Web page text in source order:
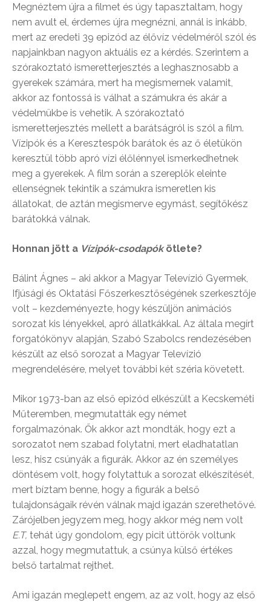
Megnéztem újra a filmet és úgy tapasztaltam, hogy
nem avult el, érdemes újra megnézni, annál is inkább,
mert az eredeti 39 epizód az élővíz védelméről szól és
napjainkban nagyon aktuális ez a kérdés. Szerintem a
szórakoztató ismeretterjesztés a leghasznosabb a
gyerekek számára, mert ha megismernek valamit,
akkor az fontossá is válhat a számukra és akár a
védelmükbe is vehetik. A szórakoztató
ismeretterjesztés mellett a barátságról is szól a film.
Vízipók és a Keresztespók barátok és az ő életükön
keresztül több apró vízi élőlénnyel ismerkedhetnek
meg a gyerekek. A film során a szereplők eleinte
ellenségnek tekintik a számukra ismeretlen kis
állatokat, de aztán megismerve egymást, segítőkész
barátokká válnak.
Honnan jött a Vízipók-csodapókötlete?
Bálint Ágnes – aki akkor a Magyar Televízió Gyermek,
Ifjúsági és Oktatási Főszerkesztőségének szerkesztője
volt – kezdeményezte, hogy készüljön animációs
sorozat kis lényekkel, apró állatkákkal. Az általa megírt
forgatókönyv alapján, Szabó Szabolcs rendezésében
készült az első sorozat a Magyar Televízió
megrendelésére, melyet további két széria követett.
Mikor 1973-ban az első epizód elkészült a Kecskeméti
Műteremben, megmutatták egy német
forgalmazónak. Ők akkor azt mondták, hogy ezt a
sorozatot nem szabad folytatni, mert eladhatatlan
lesz, hisz csúnyák a figurák. Akkor az én személyes
döntésem volt, hogy folytattuk a sorozat elkészítését,
mert bíztam benne, hogy a figurák a belső
tulajdonságaik révén válnak majd igazán szerethetővé.
Zárójelben jegyzem meg, hogy akkor még nem volt
E.T, tehát úgy gondolom, egy picit úttörők voltunk
azzal, hogy megmutattuk, a csúnya külső értékes
belső tartalmat rejthet.
Ami igazán meglepett engem, az az volt, hogy az első